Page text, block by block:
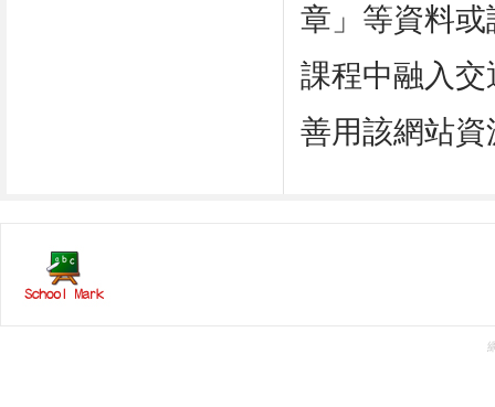
章」等資料
課程中融入
善用該網站